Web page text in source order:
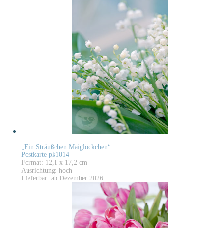
„Ein Sträußchen Maiglöckchen“
Postkarte pk1014
Format: 12,1 x 17,2 cm
Ausrichtung: hoch
Lieferbar: ab Dezember 2026